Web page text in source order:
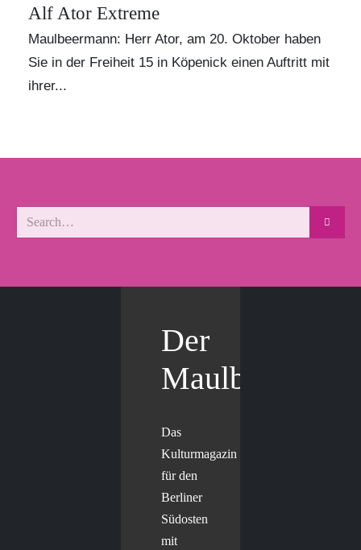
Alf Ator Extreme
Maulbeermann: Herr Ator, am 20. Oktober haben
Sie in der Freiheit 15 in Köpenick einen Auftritt mit
ihrer...
Der
Maulbär
Das
Kulturmagazin
für den
Berliner
Südosten
mit